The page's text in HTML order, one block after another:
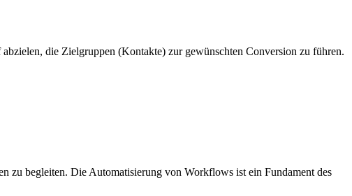
die Zielgruppen (Kontakte) zur gewünschten Conversion zu führen.
zu begleiten. Die Automatisierung von Workflows ist ein Fundament des